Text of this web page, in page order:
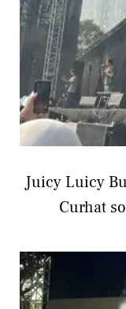
Juicy Luicy
Curhat